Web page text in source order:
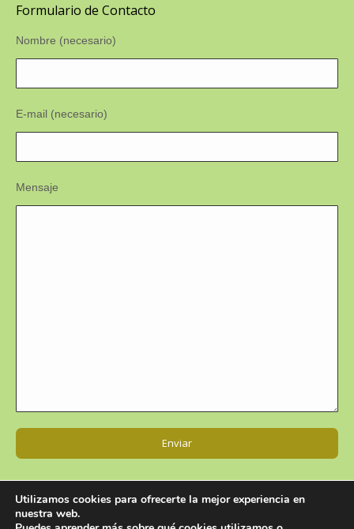
Formulario de Contacto
Nombre (necesario)
E-mail (necesario)
Mensaje
Utilizamos cookies para ofrecerte la mejor experiencia en
nuestra web.